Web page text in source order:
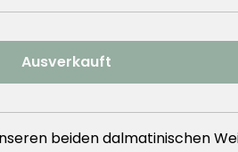
verringern
– 0,75l Flasche erhöhen
Ausverkauft
beiden dalmatinischen